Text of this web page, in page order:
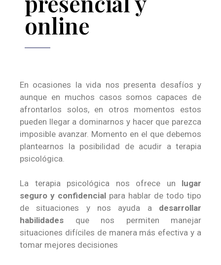
online
En ocasiones la vida nos presenta desafíos y
aunque en muchos casos somos capaces de
afrontarlos solos, en otros momentos estos
pueden llegar a dominarnos y hacer que parezca
imposible avanzar. Momento en el que debemos
plantearnos la posibilidad de acudir a terapia
psicológica.
La terapia psicológica nos ofrece un lugar
seguro y confidencial para hablar de todo tipo
de situaciones y nos ayuda a desarrollar
habilidades que nos permiten manejar
situaciones difíciles de manera más efectiva y a
tomar mejores decisiones